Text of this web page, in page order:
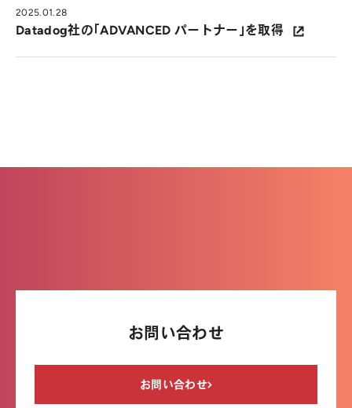
2025.01.28
Datadog社の「ADVANCED パートナー」を取得
お問い合わせ
お問い合わせ